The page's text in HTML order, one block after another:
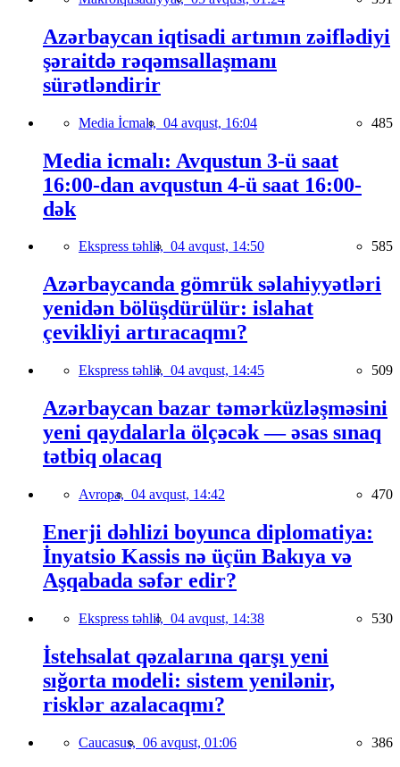
Azərbaycan iqtisadi artımın zəiflədiyi
şəraitdə rəqəmsallaşmanı
sürətləndirir
Media İcmalı, 04 avqust, 16:04 485
Media icmalı: Avqustun 3-ü saat
16:00-dan avqustun 4-ü saat 16:00-
dək
Ekspress təhlil, 04 avqust, 14:50 585
Azərbaycanda gömrük səlahiyyətləri
yenidən bölüşdürülür: islahat
çevikliyi artıracaqmı?
Ekspress təhlil, 04 avqust, 14:45 509
Azərbaycan bazar təmərküzləşməsini
yeni qaydalarla ölçəcək — əsas sınaq
tətbiq olacaq
Avropa, 04 avqust, 14:42 470
Enerji dəhlizi boyunca diplomatiya:
İnyatsio Kassis nə üçün Bakıya və
Aşqabada səfər edir?
Ekspress təhlil, 04 avqust, 14:38 530
İstehsalat qəzalarına qarşı yeni
sığorta modeli: sistem yenilənir,
risklər azalacaqmı?
Caucasus, 06 avqust, 01:06 386